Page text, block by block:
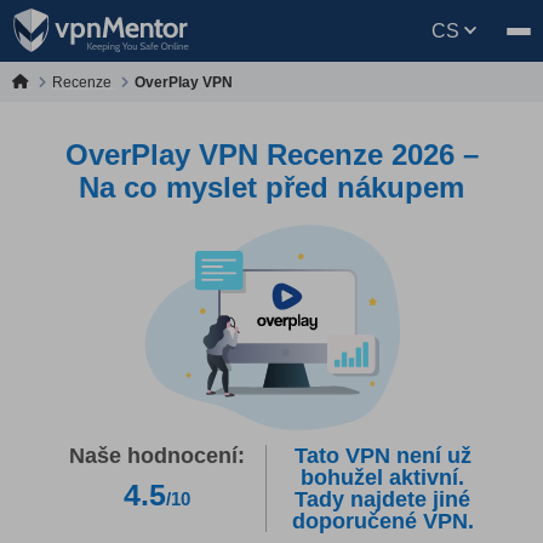
CS
Recenze OverPlay VPN
OverPlay VPN Recenze 2026 –
Na co myslet před nákupem
Naše hodnocení:
4.5/10
Tato VPN není už
bohužel aktivní.
Tady najdete jiné
doporučené VPN.